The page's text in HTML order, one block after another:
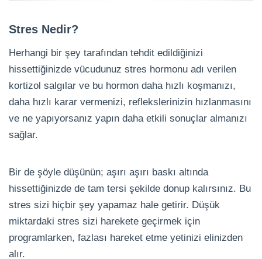
Stres Nedir?
Herhangi bir şey tarafından tehdit edildiğinizi
hissettiğinizde vücudunuz stres hormonu adı verilen
kortizol salgılar ve bu hormon daha hızlı koşmanızı,
daha hızlı karar vermenizi, reflekslerinizin hızlanmasını
ve ne yapıyorsanız yapın daha etkili sonuçlar almanızı
sağlar.
Bir de şöyle düşünün; aşırı aşırı baskı altında
hissettiğinizde de tam tersi şekilde donup kalırsınız. Bu
stres sizi hiçbir şey yapamaz hale getirir. Düşük
miktardaki stres sizi harekete geçirmek için
programlarken, fazlası hareket etme yetinizi elinizden
alır.